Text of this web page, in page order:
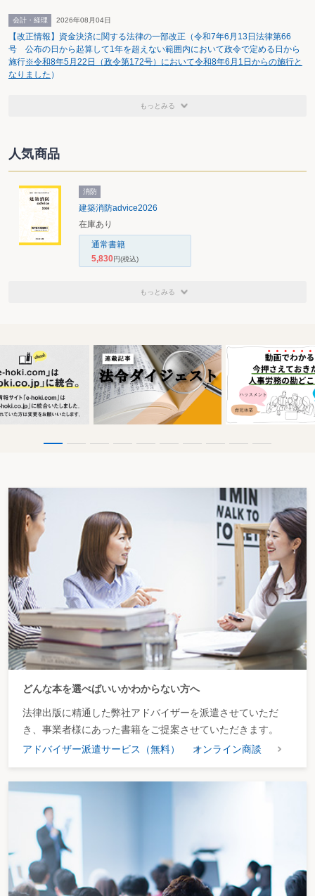
会計・経理 2026年08月04日
【改正情報】資金決済に関する法律の一部改正（令和7年6月13日法律第66
号 公布の日から起算して1年を超えない範囲内において政令で定める日から
施行※令和8年5月22日（政令第172号）において令和8年6月1日からの施行と
なりました ）
もっとみる
人気商品
消防
建築消防advice2026
在庫あり
通常書籍
5,830円(税込)
もっとみる
どんな本を選べばいいかわからない方へ
法律出版に精通した弊社アドバイザーを派遣させていただ
き、事業者様にあった書籍をご提案させていただきます。
アドバイザー派遣サービス（無料）
オンライン商談